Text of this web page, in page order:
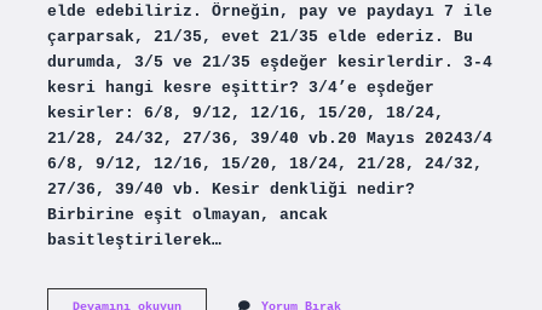
elde edebiliriz. Örneğin, pay ve paydayı 7 ile
çarparsak, 21/35, evet 21/35 elde ederiz. Bu
durumda, 3/5 ve 21/35 eşdeğer kesirlerdir. 3-4
kesri hangi kesre eşittir? 3/4’e eşdeğer
kesirler: 6/8, 9/12, 12/16, 15/20, 18/24,
21/28, 24/32, 27/36, 39/40 vb.20 Mayıs 20243/4
6/8, 9/12, 12/16, 15/20, 18/24, 21/28, 24/32,
27/36, 39/40 vb. Kesir denkliği nedir?
Birbirine eşit olmayan, ancak
basitleştirilerek…
Devamını okuyun1
Yorum Bırak